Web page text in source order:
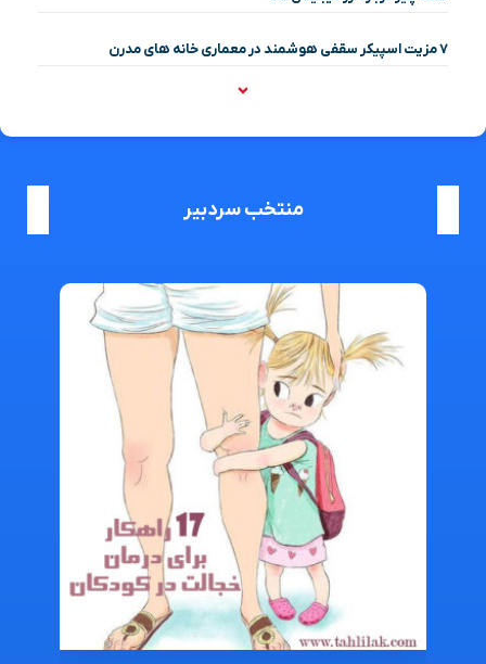
۷ مزیت اسپیکر سقفی هوشمند در معماری خانه‌ های مدرن
منتخب سردبیر